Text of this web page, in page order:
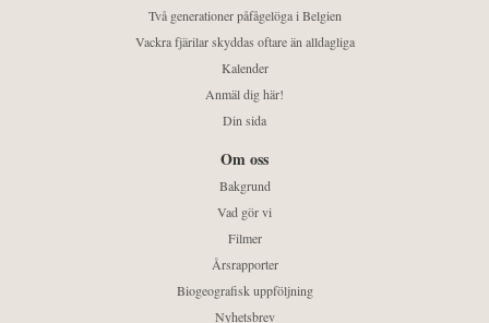
Två generationer påfågelöga i Belgien
Vackra fjärilar skyddas oftare än alldagliga
Kalender
Anmäl dig här!
Din sida
Om oss
Bakgrund
Vad gör vi
Filmer
Årsrapporter
Biogeografisk uppföljning
Nyhetsbrev